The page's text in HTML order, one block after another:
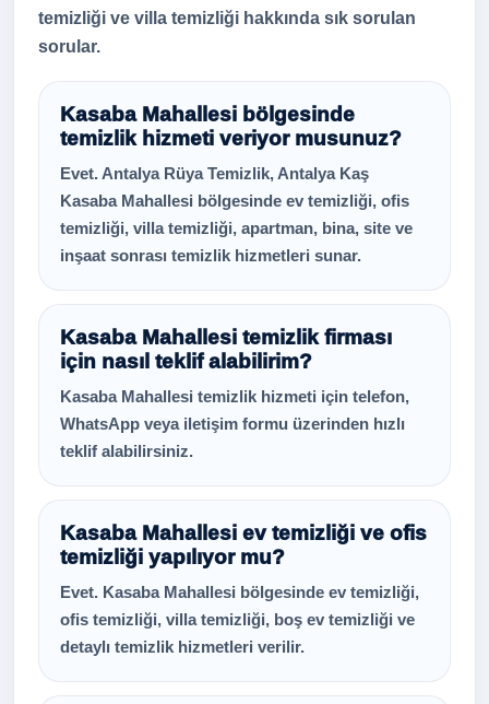
temizliği ve villa temizliği hakkında sık sorulan
sorular.
Kasaba Mahallesi bölgesinde
temizlik hizmeti veriyor musunuz?
Evet. Antalya Rüya Temizlik, Antalya Kaş
Kasaba Mahallesi bölgesinde ev temizliği, ofis
temizliği, villa temizliği, apartman, bina, site ve
inşaat sonrası temizlik hizmetleri sunar.
Kasaba Mahallesi temizlik firması
için nasıl teklif alabilirim?
Kasaba Mahallesi temizlik hizmeti için telefon,
WhatsApp veya iletişim formu üzerinden hızlı
teklif alabilirsiniz.
Kasaba Mahallesi ev temizliği ve ofis
temizliği yapılıyor mu?
Evet. Kasaba Mahallesi bölgesinde ev temizliği,
ofis temizliği, villa temizliği, boş ev temizliği ve
detaylı temizlik hizmetleri verilir.